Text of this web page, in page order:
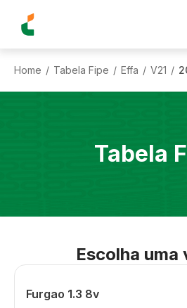
Home / Tabela Fipe / Effa / V21 /
Tabela
Escolha uma
Furgao 1.3 8v